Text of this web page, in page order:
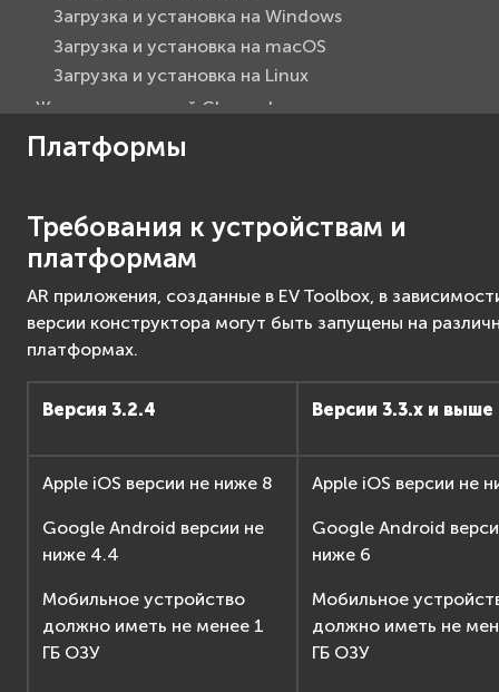
Загрузка и установка на Windows
Загрузка и установка на macOS
Загрузка и установка на Linux
Журнал изменений Changelog
Запланированные обновления
Функциональные возможности
Создание приложений
F.A.Q.
Advanced
Advanced API Reference
Платформы
Требования к устройствам и
платформам
AR приложения, созданные в EV Toolbox, в
версии конструктора могут быть запущены на
платформах.
Версия 3.2.4 Версии 3.3.х и выше
Apple iOS версии не ниже 8
Google Android версии не
ниже 4.4
Мобильное устройство
должно иметь не менее 1
ГБ ОЗУ
Apple iOS версии не
Google Android
ниже 6
Мобильное
должно иметь не
ГБ ОЗУ